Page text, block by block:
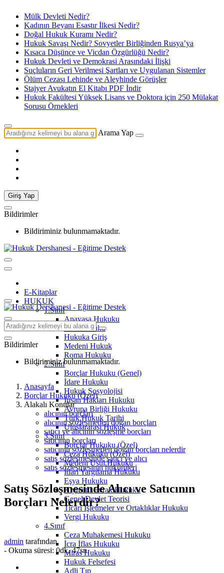
Mülk Devleti Nedir?
Kadının Beyanı Esastır İlkesi Nedir?
Doğal Hukuk Kuramı Nedir?
Hukuk Savaşı Nedir? Sovyetler Birliğinden Rusya’ya
Kısaca Düşünce ve Vicdan Özgürlüğü Nedir?
Hukuk Devleti ve Demokrasi Arasındaki İlişki
Suçluların Geri Verilmesi Şartları ve Uygulanan Sistemler
Ölüm Cezası Lehinde ve Aleyhinde Görüşler
Stajyer Avukatın El Kitabı PDF İndir
Hukuk Fakültesi Yüksek Lisans ve Doktora için 250 Mülakat
Sorusu Örnekleri
Arama Yap
Giriş Yap
Bildirimler
Bildiriminiz bulunmamaktadır.
E-Kitaplar
HUKUK
1.Sınıf
Anayasa Hukuku
Aile Hukuku
Hukuka Giriş
Medeni Hukuk
Roma Hukuku
2.Sınıf
Borçlar Hukuku (Genel)
İdare Hukuku
Hukuk Sosyolojisi
İnsan Hakları Hukuku
Avrupa Birliği Hukuku
Türk Hukuk Tarihi
Uluslararası Hukuk
3.Sınıf
Borçlar Hukuku (Özel)
Ceza Hukuku (Özel)
Medeni Usul Hukuku
İdari Yargılama Hukuku
Eşya Hukuku
Kıymetli Evrak Hukuku
Genel Devlet Teorisi
Ticari İşletmeler ve Ortaklıklar Hukuku
Vergi Hukuku
4.Sınıf
Ceza Muhakemesi Hukuku
İcra İflas Hukuku
Miras Hukuku
Hukuk Felsefesi
Adli Tıp
Bildirimler
Bildiriminiz bulunmamaktadır.
Anasayfa
Borçlar Hukuku (Özel)
Alakalı Konular
alıcının borçları
alıcının sözleşmeden doğan borçları
satıcı ve alıcının sözleşme borçları
satıcının borçları
satıcının sözleşmeden doğan borçları nelerdir
satış sözleşmesinde satıcı ve alıcı
satış sözleşmesinin hükümleri
Satış Sözleşmesinde Alıcı ve Satıcının
Borçları Nelerdir?
admin tarafından
- Okuma süresi: 0dk, 47sn